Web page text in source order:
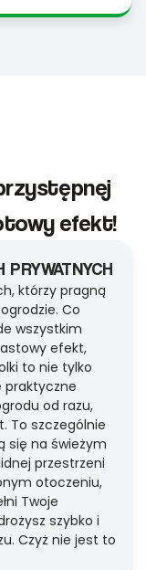
efekt!
którzy pragną
Co
wszystkim
efekt,
to nie tylko
praktyczne
od razu,
To szczególnie
się na świeżym
przestrzeni
otoczeniu,
Twoje
szybko i
Czyż nie jest to